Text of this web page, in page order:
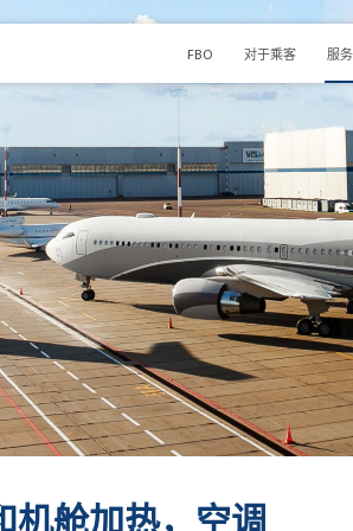
FBO 对于乘客 服务
机舱加热，空调